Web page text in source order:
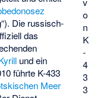
o
n
K
-
4
3
3
Die russisch-
das
und ein
führte K-433
Meer